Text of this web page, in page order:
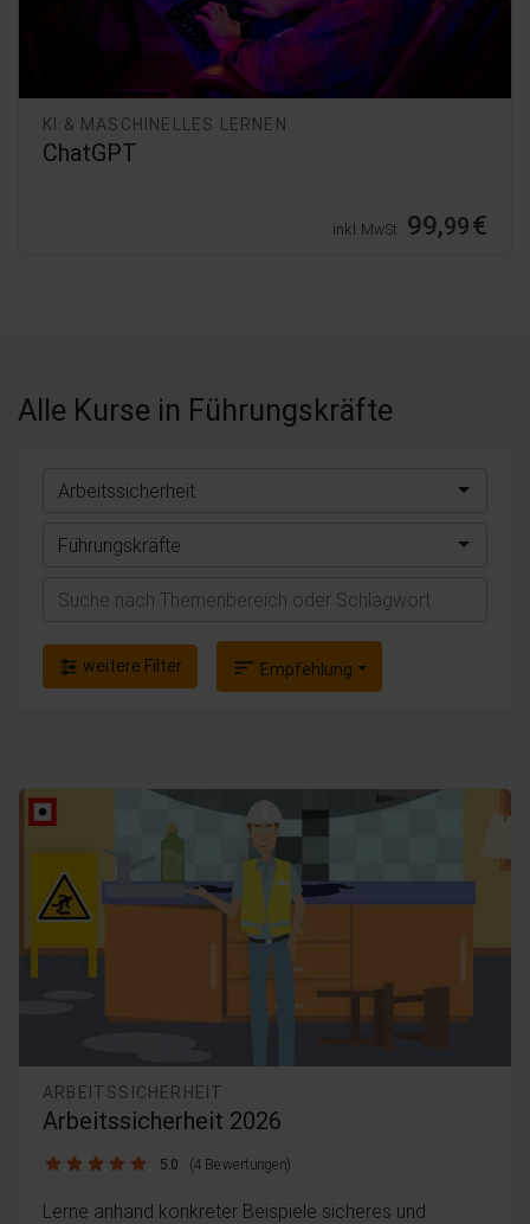
KI & MASCHINELLES LERNEN
ChatGPT
inkl. MwSt. 99,99€
Alle Kurse in Führungskräfte
Arbeitssicherheit
Führungskräfte
Suchen
weitere Filter sort Empfehlung
ARBEITSSICHERHEIT
Arbeitssicherheit 2026
5.0 / 5 5.0 (4 Bewertungen)
Lerne anhand konkreter Beispiele sicheres und